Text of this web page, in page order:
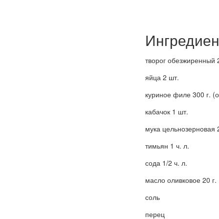
творог обезжиренный
яйца 2 шт.
куриное филе 300 г.
кабачок 1 шт.
мука цельнозерновая
тимьян 1 ч. л.
сода 1/2 ч. л.
масло оливковое 20 г.
соль
перец